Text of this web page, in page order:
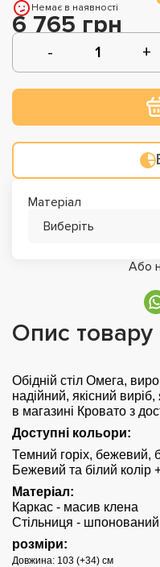
Немає в наявності
6 765 грн
Матеріал
Виберіть
Або
Опис товару
Обідній стіл Омега,
надійний, якісний
в магазині Кровато з
Доступні кольори:
Темний горіх, бежевий,
Бежевий та білий колір
Матеріал:
Каркас - масив клена
Стільниця -
розміри:
Довжина: 103 (+34) см